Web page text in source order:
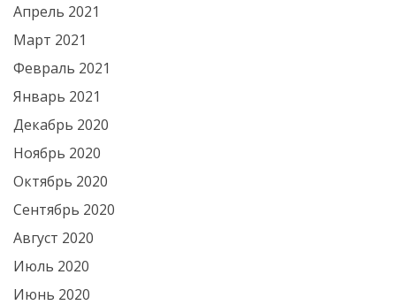
Апрель 2021
Март 2021
Февраль 2021
Январь 2021
Декабрь 2020
Ноябрь 2020
Октябрь 2020
Сентябрь 2020
Август 2020
Июль 2020
Июнь 2020